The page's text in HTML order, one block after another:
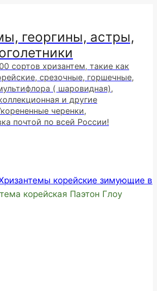
георгины, астры,
сортов хризантем, такие как
срезочные, горшечные,
( шаровидная),
и другие
черенки,
почтой по всей России!
корейские зимующие в
корейская Паэтон Глоу